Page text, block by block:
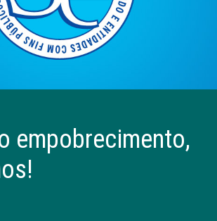
empobrecimento,